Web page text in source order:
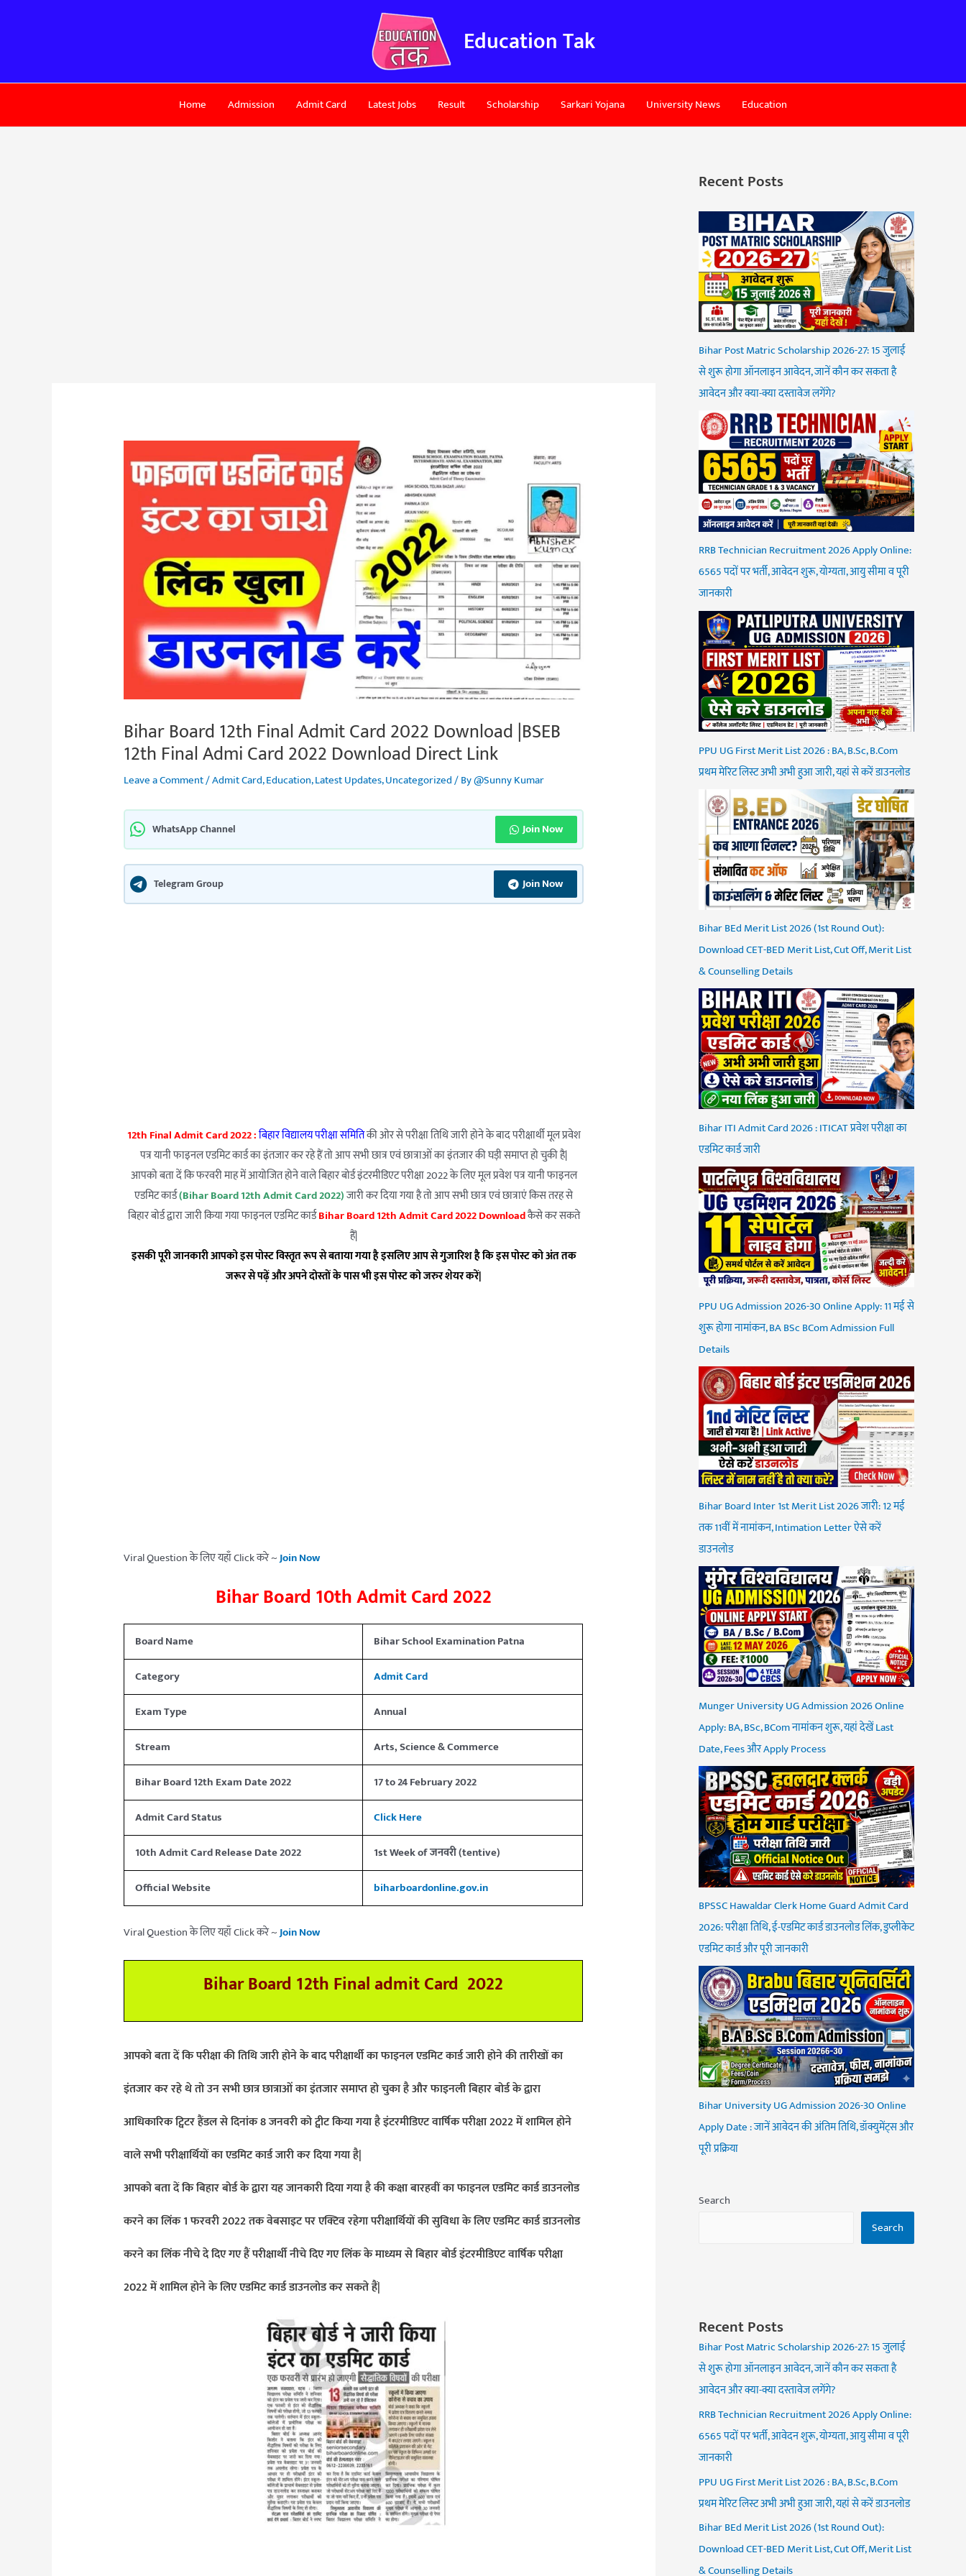
Education Tak
Home Admission Admit Card Latest Jobs Result Scholarship Sarkari Yojana University News Education
Bihar Board 12th Final Admit Card 2022 Download |BSEB
12th Final Admi Card 2022 Download Direct Link
Leave a Comment/Admit Card,Education,Latest Updates,Uncategorized/ By@Sunny Kumar
WhatsApp Channel Join Now
Telegram Group Join Now
12th Final Admit Card 2022 :बिहार विद्यालय परीक्षा समितिकी ओर से परीक्षा तिथि जारी होने के बाद परीक्षार्थी मूल प्रवेश
पत्र यानी फाइनल एडमिट कार्ड का इंतजार कर रहे हैं तो आप सभी छात्र एवं छात्राओं का इंतजार की घड़ी समाप्त हो चुकी है|
आपको बता दें कि फरवरी माह में आयोजित होने वाले बिहार बोर्ड इंटरमीडिएट परीक्षा 2022 के लिए मूल प्रवेश पत्र यानी फाइनल
एडमिट कार्ड(Bihar Board 12th Admit Card 2022)जारी कर दिया गया है तो आप सभी छात्र एवं छात्राएं किस तरह से
बिहार बोर्ड द्वारा जारी किया गया फाइनल एडमिट कार्डBihar Board 12th Admit Card 2022 Downloadकैसे कर सकते
हैं|
इसकी पूरी जानकारी आपको इस पोस्ट विस्तृत रूप से बताया गया है इसलिए आप से गुजारिश है कि इस पोस्ट को अंत तक
जरूर से पढ़ें और अपने दोस्तों के पास भी इस पोस्ट को जरुर शेयर करें|
Viral Question के लिए यहाँ Click करे ~Join Now
Bihar Board 10th Admit Card 2022
Board Name
Bihar School Examination Patna
Category
Admit Card
Exam Type
Annual
Stream
Arts, Science & Commerce
Bihar Board 12th Exam Date 2022
17 to 24 February 2022
Admit Card Status
Click Here
10th Admit Card Release Date 2022
1st Week of जनवरी (tentive)
Official Website
biharboardonline.gov.in
Viral Question के लिए यहाँ Click करे ~Join Now
Bihar Board 12th Final admit Card 2022
आपको बता दें कि परीक्षा की तिथि जारी होने के बाद परीक्षार्थी का फाइनल एडमिट कार्ड जारी होने की तारीखों का
इंतजार कर रहे थे तो उन सभी छात्र छात्राओं का इंतजार समाप्त हो चुका है और फाइनली बिहार बोर्ड के द्वारा
आधिकारिक ट्विटर हैंडल से दिनांक 8 जनवरी को ट्वीट किया गया है इंटरमीडिएट वार्षिक परीक्षा 2022 में शामिल होने
वाले सभी परीक्षार्थियों का एडमिट कार्ड जारी कर दिया गया है|
आपको बता दें कि बिहार बोर्ड के द्वारा यह जानकारी दिया गया है की कक्षा बारहवीं का फाइनल एडमिट कार्ड डाउनलोड
करने का लिंक 1 फरवरी 2022 तक वेबसाइट पर एक्टिव रहेगा परीक्षार्थियों की सुविधा के लिए एडमिट कार्ड डाउनलोड
करने का लिंक नीचे दे दिए गए हैं परीक्षार्थी नीचे दिए गए लिंक के माध्यम से बिहार बोर्ड इंटरमीडिएट वार्षिक परीक्षा
2022 में शामिल होने के लिए एडमिट कार्ड डाउनलोड कर सकते हैं|
Recent Posts
Bihar Post Matric Scholarship 2026-27: 15 जुलाई
से शुरू होगा ऑनलाइन आवेदन, जानें कौन कर सकता है
आवेदन और क्या-क्या दस्तावेज लगेंगे?
RRB Technician Recruitment 2026 Apply Online:
6565 पदों पर भर्ती, आवेदन शुरू, योग्यता, आयु सीमा व पूरी
जानकारी
PPU UG First Merit List 2026 : BA, B.Sc, B.Com
प्रथम मेरिट लिस्ट अभी अभी हुआ जारी, यहां से करें डाउनलोड
Bihar BEd Merit List 2026 (1st Round Out):
Download CET-BED Merit List, Cut Off, Merit List
& Counselling Details
Bihar ITI Admit Card 2026 : ITICAT प्रवेश परीक्षा का
एडमिट कार्ड जारी
PPU UG Admission 2026-30 Online Apply: 11 मई से
शुरू होगा नामांकन, BA BSc BCom Admission Full
Details
Bihar Board Inter 1st Merit List 2026 जारी: 12 मई
तक 11वीं में नामांकन, Intimation Letter ऐसे करें
डाउनलोड
Munger University UG Admission 2026 Online
Apply: BA, BSc, BCom नामांकन शुरू, यहां देखें Last
Date, Fees और Apply Process
BPSSC Hawaldar Clerk Home Guard Admit Card
2026: परीक्षा तिथि, ई-एडमिट कार्ड डाउनलोड लिंक, डुप्लीकेट
एडमिट कार्ड और पूरी जानकारी
Bihar University UG Admission 2026-30 Online
Apply Date : जानें आवेदन की अंतिम तिथि, डॉक्युमेंट्स और
पूरी प्रक्रिया
Search
Search
Recent Posts
Bihar Post Matric Scholarship 2026-27: 15 जुलाई
से शुरू होगा ऑनलाइन आवेदन, जानें कौन कर सकता है
आवेदन और क्या-क्या दस्तावेज लगेंगे?
RRB Technician Recruitment 2026 Apply Online:
6565 पदों पर भर्ती, आवेदन शुरू, योग्यता, आयु सीमा व पूरी
जानकारी
PPU UG First Merit List 2026 : BA, B.Sc, B.Com
प्रथम मेरिट लिस्ट अभी अभी हुआ जारी, यहां से करें डाउनलोड
Bihar BEd Merit List 2026 (1st Round Out):
Download CET-BED Merit List, Cut Off, Merit List
& Counselling Details